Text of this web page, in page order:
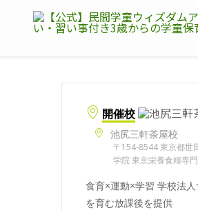
開催校
池尻三軒茶屋校
〒154-8544 東京都世
学院 東京栄養食糧専
食育×運動×学習 学校法
を育む放課後を提供